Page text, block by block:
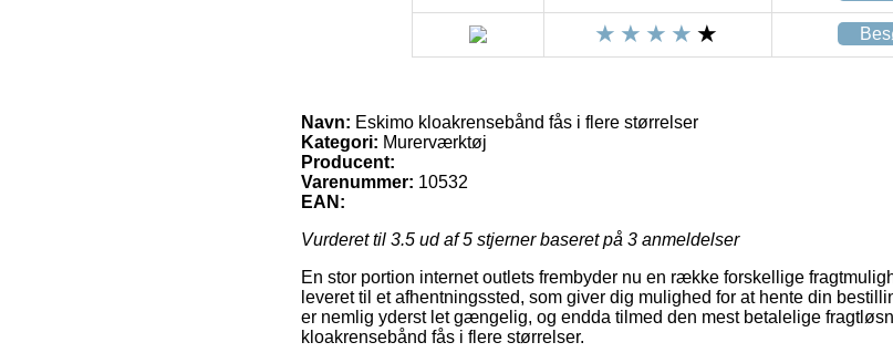
Navn: Eskimo kloakrensebånd fås i flere størrelser
Kategori: Murerværktøj
Producent:
Varenummer: 10532
EAN:
Vurderet til 3.5 ud af 5 stjerner baseret på 3 anmeldelser
En stor portion internet outlets frembyder nu en række forskellige
leveret til et afhentningssted, som giver dig mulighed for at hente din
er nemlig yderst let gængelig, og endda tilmed den mest betalelige
kloakrensebånd fås i flere størrelser.